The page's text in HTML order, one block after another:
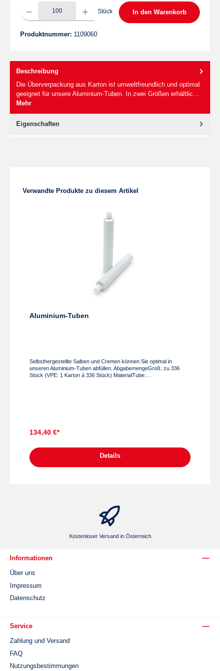
Produkt Anzahl: Gib den gewünschten Wert ein oder benutze die Schaltflächen um
Stück In den Warenkorb
Produktnummer: 1109060
Beschreibung
Die Überverpackung aus Karton ist umweltfreundlich und optimal
geeignet für unsere Aluminium-Tuben. In zwei Größen erhältlic…
Mehr
Eigenschaften
Produktgalerie überspringen
Verwandte Produkte zu diesem Artikel
Aluminium-Tuben
Selbsthergestellte Salben und Cremen können Sie optimal in
unseren Aluminium-Tuben abfüllen. AbgabemengeGroß: zu 336
Stück (VPE: 1 Karton á 336 Stück) MaterialTube:
134,40 €*
Details
Kostenloser Versand in Österreich
Informationen
Über uns
Impressum
Datenschutz
Service
Zahlung und Versand
FAQ
Nutzungsbestimmungen